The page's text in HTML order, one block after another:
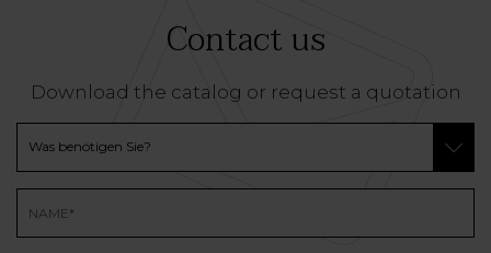
Contact us
Download the catalog or request a quotation